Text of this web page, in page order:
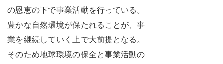
の恩恵の下で事業活動を行っている。
豊かな自然環境が保たれることが、事
業を継続していく上で大前提となる。
そのため地球環境の保全と事業活動の